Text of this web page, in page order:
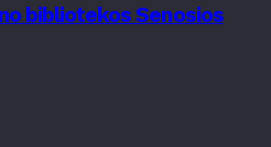
bibliotekos Senosios